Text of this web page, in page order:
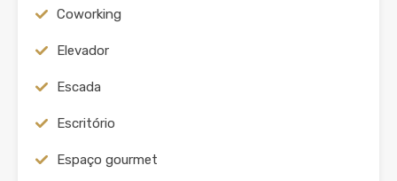
Coworking
Elevador
Escada
Escritório
Espaço gourmet